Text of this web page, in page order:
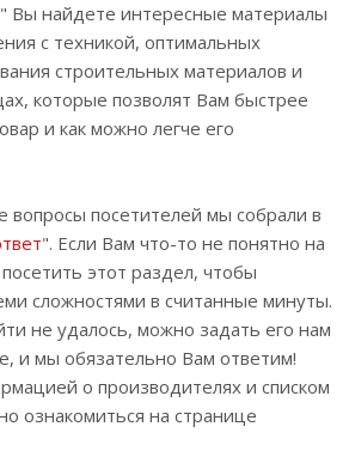
" Вы найдете интересные материалы
с техникой, оптимальных
строительных материалов и
которые позволят Вам быстрее
и как можно легче его
вопросы посетителей мы собрали в
". Если Вам что-то не понятно на
этот раздел, чтобы
сложностями в считанные минуты.
не удалось, можно задать его нам
и мы обязательно Вам ответим!
о производителях и списком
ознакомиться на странице